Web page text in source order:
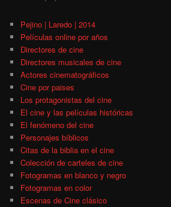
Pejino | Laredo | 2014
Películas online por años
Directores de cine
Directores musicales de cine
Actores cinematográficos
Cine por paises
Los protagonistas del cine
El cine y las películas históricas
El fenómeno del cine
Personajes bíblicos
Citas de la biblia en el cine
Colección de carteles de cine
Fotogramas en blanco y negro
Fotogramas en color
Escenas de Cine clásico